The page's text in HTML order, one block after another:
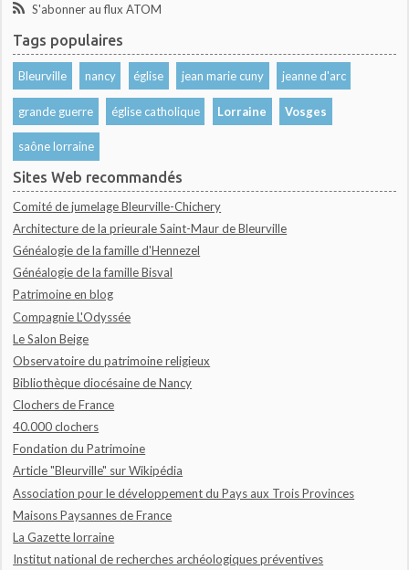
S'abonner au flux ATOM
Tags populaires
Bleurville nancy église jean marie cuny jeanne d'arc
grande guerre église catholique Lorraine Vosges
saône lorraine
Sites Web recommandés
Comité de jumelage Bleurville-Chichery
Architecture de la prieurale Saint-Maur de Bleurville
Généalogie de la famille d'Hennezel
Généalogie de la famille Bisval
Patrimoine en blog
Compagnie L'Odyssée
Le Salon Beige
Observatoire du patrimoine religieux
Bibliothèque diocésaine de Nancy
Clochers de France
40.000 clochers
Fondation du Patrimoine
Article "Bleurville" sur Wikipédia
Association pour le développement du Pays aux Trois Provinces
Maisons Paysannes de France
La Gazette lorraine
Institut national de recherches archéologiques préventives